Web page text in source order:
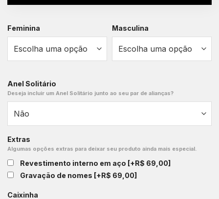
Feminina Masculina
Anel Solitário
Deseja incluir um Anel Solitário junto ao seu par de alianças?
Extras
Algumas opções extras para deixar seu produto ainda mais especial.
Revestimento interno em aço [+R$ 69,00]
Gravação de nomes [+R$ 69,00]
Caixinha